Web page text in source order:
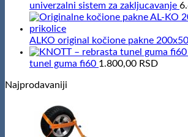
univerzalni sistem za zakljucavanje
ALKO original kočione pakne 200x50
tunel guma fi60 1.800,00 RSD
Najprodavaniji